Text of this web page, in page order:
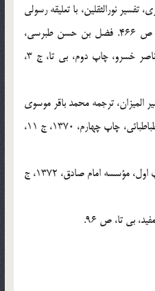
نورالثقلين، با تعليقه رسولي
محلاتي، قم، انتشارات علميه، بي تا، ص 466. فضل بن حسن طبرسي،
تفسير مجمع البيان، تهران، انتشارات ناصر خسرو، چاپ دوم، بي تا، ج 3،
الميزان، ترجمه محمد باقر موسوي
همداني، بنياد علمي و فرهنگي علامه طباطبائي، چاپ چهارم، 1370، ج 11،
[5] . سبحاني، جعفر، منشور جاويد، چاپ اول، مؤسسه امام صادق، 1372، ج